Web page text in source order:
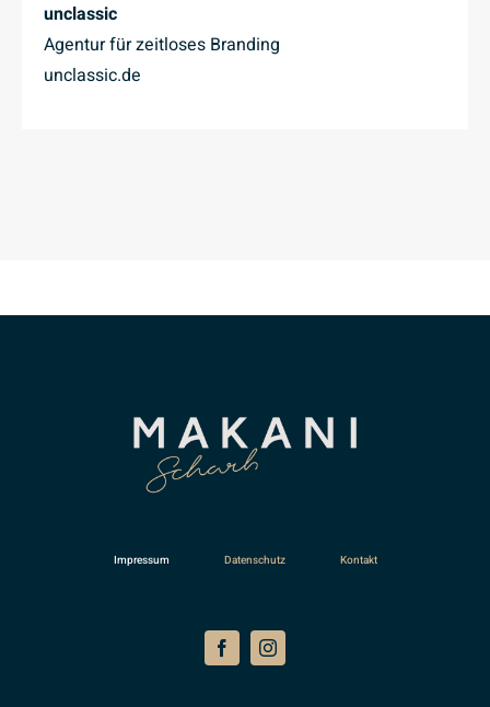
unclassic
Agentur für zeitloses Branding
unclassic.de
Impressum Datenschutz Kontakt